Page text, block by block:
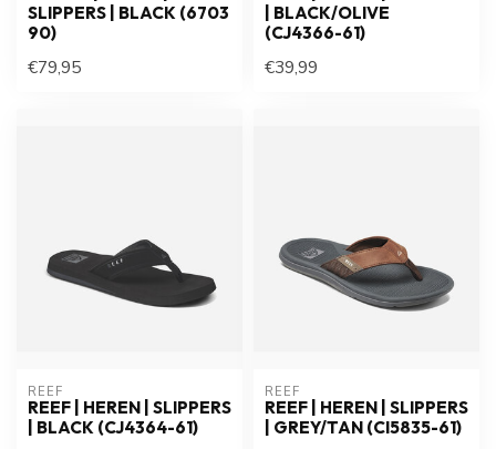
SLIPPERS | BLACK (6703
90)
€79,95
| BLACK/OLIVE
(CJ4366-61)
€39,99
REEF
REEF | HEREN | SLIPPERS
| BLACK (CJ4364-61)
REEF
REEF | HEREN | SLIPPERS
| GREY/TAN (CI5835-61)